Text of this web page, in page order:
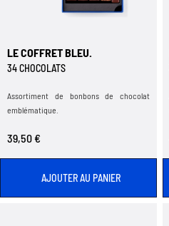
LE COFFRET BLEU.
34 CHOCOLATS
Assortiment de bonbons de chocolat
emblématique.
39,50 €
AJOUTER AU PANIER